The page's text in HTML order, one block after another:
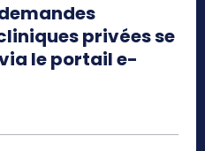
privées se
le portail e-